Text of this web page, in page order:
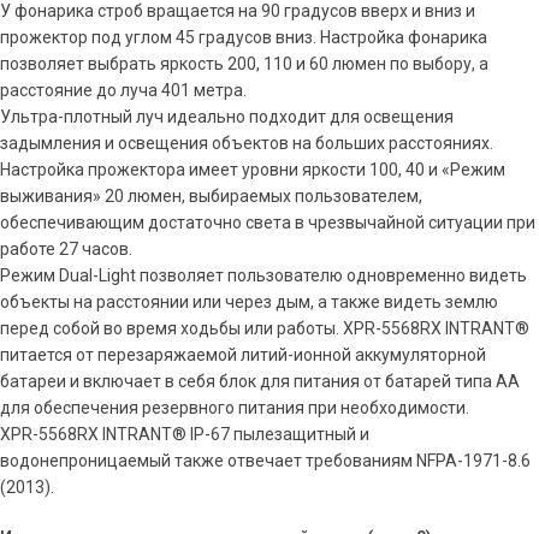
У фонарика строб вращается на 90 градусов вверх и вниз и
прожектор под углом 45 градусов вниз. Настройка фонарика
позволяет выбрать яркость 200, 110 и 60 люмен по выбору, а
расстояние до луча 401 метра.
Ультра-плотный луч идеально подходит для освещения
задымления и освещения объектов на больших расстояниях.
Настройка прожектора имеет уровни яркости 100, 40 и «Режим
выживания» 20 люмен, выбираемых пользователем,
обеспечивающим достаточно света в чрезвычайной ситуации при
работе 27 часов.
Режим Dual-Light позволяет пользователю одновременно видеть
объекты на расстоянии или через дым, а также видеть землю
перед собой во время ходьбы или работы. XPR-5568RX INTRANT®
питается от перезаряжаемой литий-ионной аккумуляторной
батареи и включает в себя блок для питания от батарей типа AA
для обеспечения резервного питания при необходимости.
XPR-5568RX INTRANT® IP-67 пылезащитный и
водонепроницаемый также отвечает требованиям NFPA-1971-8.6
(2013).